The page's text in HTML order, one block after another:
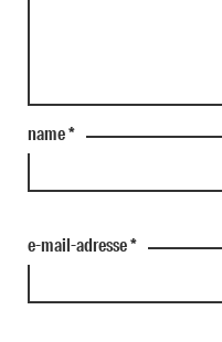
name*
e-mail-adresse*